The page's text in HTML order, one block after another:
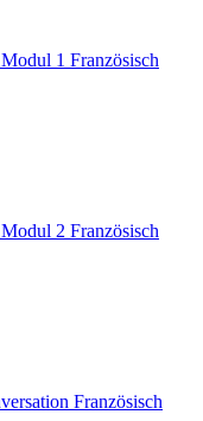
1 Französisch
2 Französisch
Französisch